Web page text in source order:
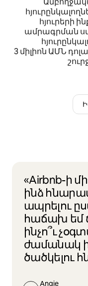
հյուրերի
ամրագրման
3 միլիոն ԱՄՆ
«Airbnb-ի
ինձ
ապրելու
հաճախ եմ
ինչո՞ւ
ժամանակ
ծածկելու
Angie